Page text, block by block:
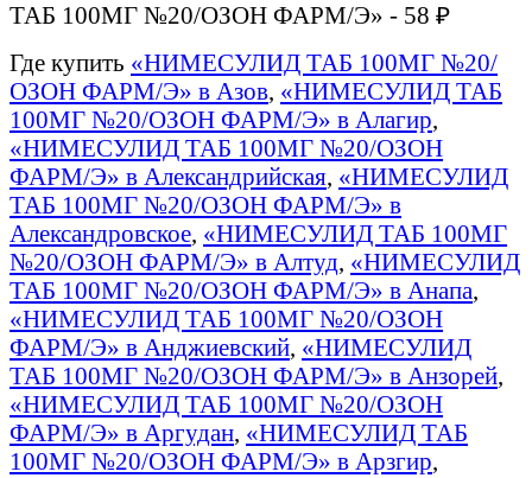
ТАБ 100МГ №20/ОЗОН ФАРМ/Э» - 58 ₽
Где купить «НИМЕСУЛИД ТАБ 100МГ №20/
ОЗОН ФАРМ/Э» в Азов, «НИМЕСУЛИД ТАБ
100МГ №20/ОЗОН ФАРМ/Э» в Алагир,
«НИМЕСУЛИД ТАБ 100МГ №20/ОЗОН
ФАРМ/Э» в Александрийская, «НИМЕСУЛИД
ТАБ 100МГ №20/ОЗОН ФАРМ/Э» в
Александровское, «НИМЕСУЛИД ТАБ 100МГ
№20/ОЗОН ФАРМ/Э» в Алтуд, «НИМЕСУЛИД
ТАБ 100МГ №20/ОЗОН ФАРМ/Э» в Анапа,
«НИМЕСУЛИД ТАБ 100МГ №20/ОЗОН
ФАРМ/Э» в Анджиевский, «НИМЕСУЛИД
ТАБ 100МГ №20/ОЗОН ФАРМ/Э» в Анзорей,
«НИМЕСУЛИД ТАБ 100МГ №20/ОЗОН
ФАРМ/Э» в Аргудан, «НИМЕСУЛИД ТАБ
100МГ №20/ОЗОН ФАРМ/Э» в Арзгир,